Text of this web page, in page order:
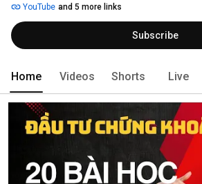
YouTube and 5 more links
Subscribe
Home Videos Shorts Live